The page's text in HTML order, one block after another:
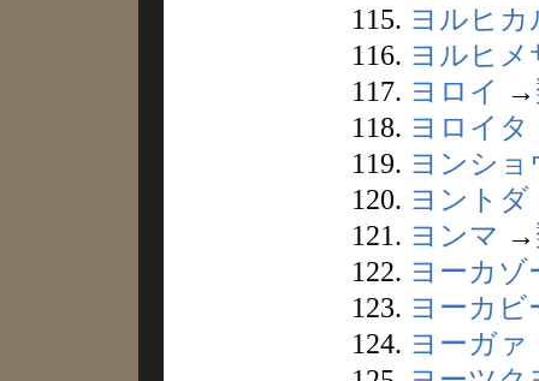
115. ヨルヒカ
116. ヨルヒメ
117. ヨロイ →
118. ヨロイタ
119. ヨンシ
120. ヨントダ
121. ヨンマ →
122. ヨーカゾ
123. ヨーカビ
124. ヨーガァ